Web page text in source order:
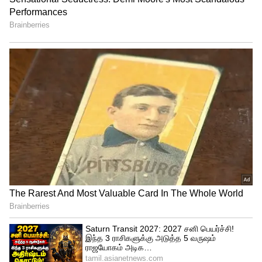
இதையும் படியுங்கள்: Numerology: உங்கள்
பிறந்த தேதிப்படி எந்த வயதில் நீங்கள்
கோடீஸ்வரர் ஆவீங்கன்னு தெரியுமா?